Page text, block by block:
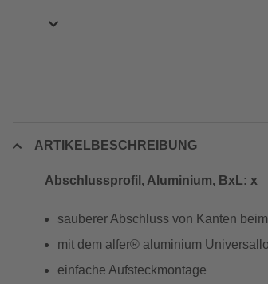
ARTIKELBESCHREIBUNG
Abschlussprofil, Aluminium, BxL: x
sauberer Abschluss von Kanten
mit dem alfer® aluminium
einfache Aufsteckmontage